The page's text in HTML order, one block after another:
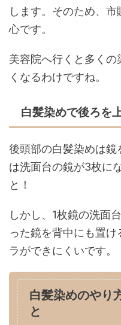
します。そのため、
心です。
美容院へ行くと多く
くなるわけですね。
白髪染めで後ろを
後頭部の白髪染めは鏡
は洗面台の鏡が3枚に
と！
しかし、1枚鏡の洗面
った鏡を背中にも置
ラができにくいです。
白髪染めのやり
と